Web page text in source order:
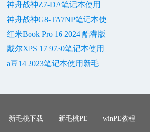
神舟战神Z7-DA笔记本使用
神舟战神G8-TA7NP笔记本使
红米Book Pro 16 2024 酷睿版
戴尔XPS 17 9730笔记本使用
a豆14 2023笔记本使用新毛
| 新毛桃下载 | 新毛桃PE | winPE教程 |